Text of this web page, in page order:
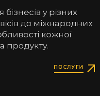
у різних
до міжнародних
кожної
продукту.
ПОСЛУГИ